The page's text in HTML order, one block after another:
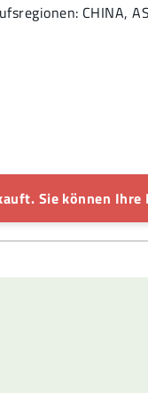
CHINA,
Sie können Ihre